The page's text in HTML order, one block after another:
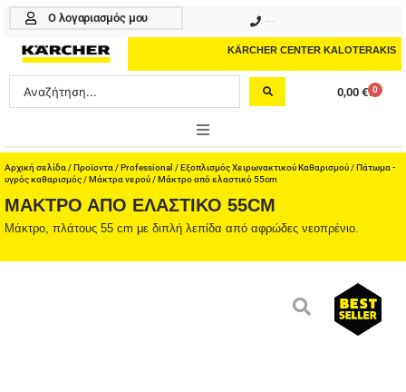
Μετάβαση
περιεχόμενο
Ο λογαριασμός μου
KÄRCHER CENTER KALOTERAKIS
Search
...
0,00 € 0
Cart
ONLINE SHOP
HOME & GARDEN
Αρχική σελίδα /Προϊοντα /Professional /Εξοπλισμός Χειρωνακτικού Καθαρισμού/Πάτωμα -
υγρός καθαρισμός/Μάκτρα νερού/ Μάκτρο από ελαστικό 55cm
ΜΆΚΤΡΟ ΑΠΌ ΕΛΑΣΤΙΚΌ 55CM
Μάκτρο, πλάτους 55 cm με διπλή λεπίδα από αφρώδες νεοπρένιο.